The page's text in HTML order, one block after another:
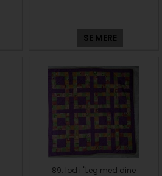
SE MERE
89. lod i "Leg med dine